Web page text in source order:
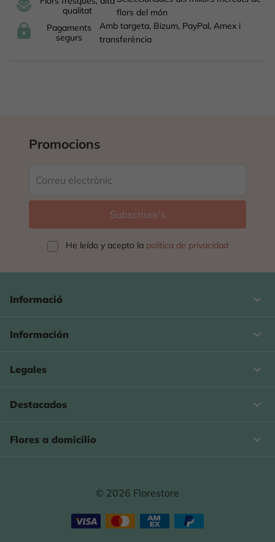
qualitat
flors del món
Pagaments
segurs
Amb targeta, Bizum, PayPal, Amex i
transferència
Promocions
He leído y acepto la política de privacidad
Informació keyboard_arrow_down
Información 
Legales 
Destacados 
Flores a domicilio 
© 2026 Florestore